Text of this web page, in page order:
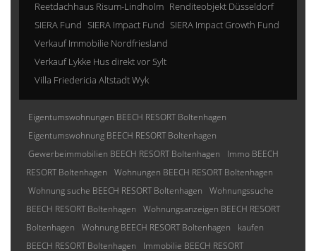
Reetdachhaus Risum-Lindholm Renditeobjekt Düsseldorf
SIERA Fund SIERA Impact Fund SIERA Impact Growth Fund
Verkauf Immobilie Nordfriesland
Verkauf Lykke Hus direkt vor Sylt
Villa Friedericia Altstadt Wyk
Eigentumswohnungen BEECH RESORT Boltenhagen
Eigentumswohnung BEECH RESORT Boltenhagen
Gewerbeimmobilien BEECH RESORT Boltenhagen
Immo BEECH
RESORT Boltenhagen
Wohnungen BEECH RESORT Boltenhagen
Wohnung suche BEECH RESORT Boltenhagen
Wohnungssuche
BEECH RESORT Boltenhagen
Wohnungsanzeigen BEECH RESORT
Boltenhagen
Wohnung BEECH RESORT Boltenhagen
kaufen
BEECH RESORT Boltenhagen
Immobilie BEECH RESORT